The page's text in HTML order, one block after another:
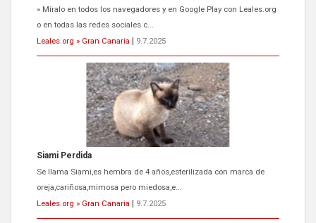
» Míralo en todos los navegadores y en Google Play con Leales.org
o en todas las redes sociales c...
Leales.org » Gran Canaria
9.7.2025
Siami Perdida
Se llama Siami,es hembra de 4 años,esterilizada con marca de
oreja,cariñosa,mimosa pero miedosa,e...
Leales.org » Gran Canaria
9.7.2025